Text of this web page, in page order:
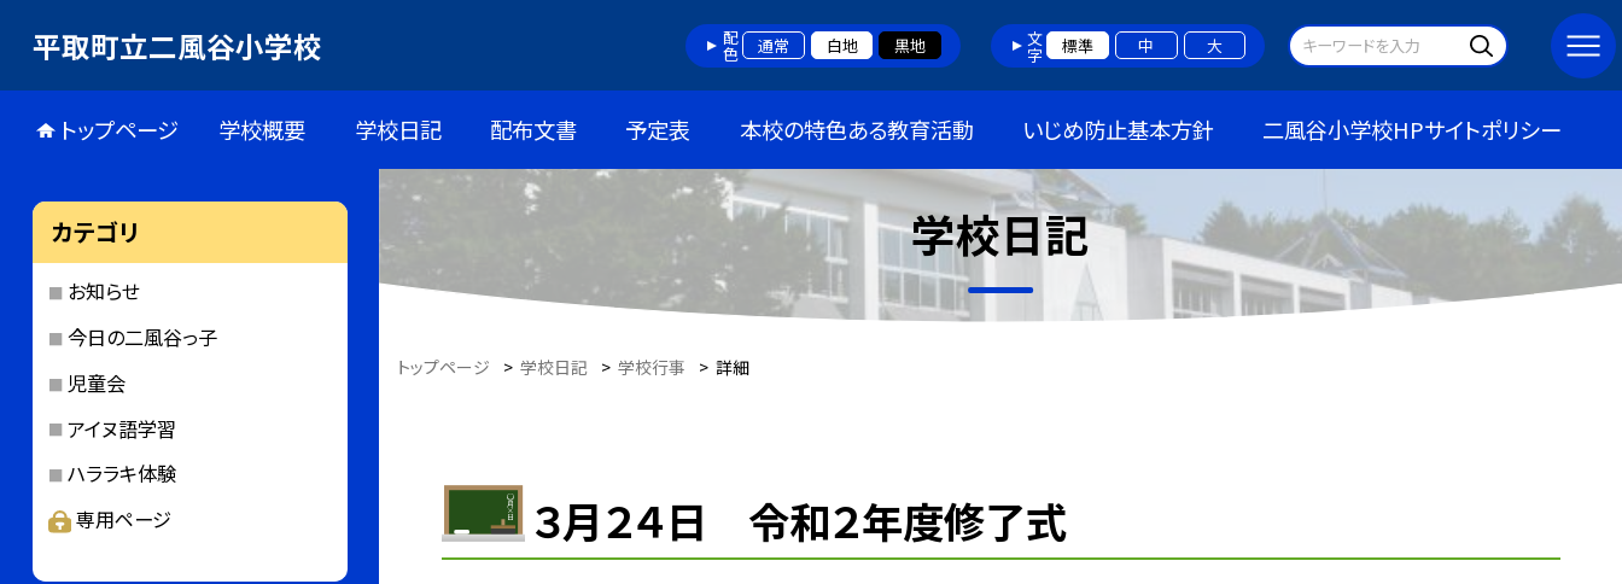
平取町立二風谷小学校 配色 通常 白地 黒地 文字 標準 中 大
トップページ 学校概要 学校日記 配布文書 予定表 本校の特色ある教育活動 いじめ防止基本方針 二風谷小学校HPサイトポリシー
学校日記
トップページ > 学校日記 > 学校行事 > 詳細
３月２４日 令和２年度修了式
カテゴリ
お知らせ
今日の二風谷っ子
児童会
アイヌ語学習
ハララキ体験
専用ページ